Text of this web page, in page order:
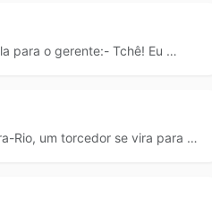
para o gerente:- Tchê! Eu …
Rio, um torcedor se vira para …